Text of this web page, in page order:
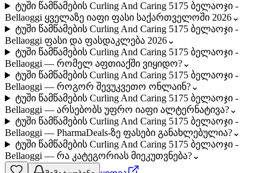
ტუში წამწამების Curling And Caring 5175 ბელაოჯი -
Bellaoggi ყველაზე იაფი ფასი საქართველოში 2026⌄
ტუში წამწამების Curling And Caring 5175 ბელაოჯი -
Bellaoggi ფასი და ფასდაკლება 2026⌄
ტუში წამწამების Curling And Caring 5175 ბელაოჯი -
Bellaoggi — რომელ აფთიაქში ვიყიდო?⌄
ტუში წამწამების Curling And Caring 5175 ბელაოჯი -
Bellaoggi — როგორ შევუკვეთო ონლაინ?⌄
ტუში წამწამების Curling And Caring 5175 ბელაოჯი -
Bellaoggi — არსებობს უფრო იაფი ალტერნატივა?⌄
ტუში წამწამების Curling And Caring 5175 ბელაოჯი -
Bellaoggi — PharmaDeals-ზე ფასები განახლებულია?⌄
ტუში წამწამების Curling And Caring 5175 ბელაოჯი -
Bellaoggi — რა კატეგორიას მიეკუთვნება?⌄